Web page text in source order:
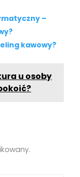
–
kawowy?
u osoby